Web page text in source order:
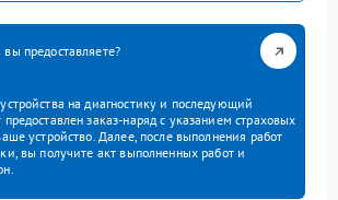
предоставляете?
на диагностику и последующий
заказ-наряд с указанием страховых
устройство. Далее, после выполнения работ
вы получите акт выполненных работ и